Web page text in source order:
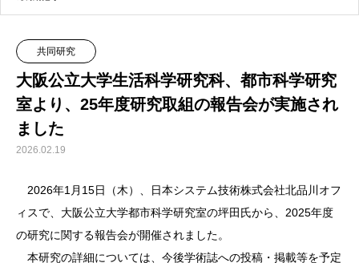
共同研究
大阪公立大学生活科学研究科、都市科学研究
室より、25年度研究取組の報告会が実施され
ました
2026.02.19
2026年1月15日（木）、日本システム技術株式会社北品川オフ
ィスで、大阪公立大学都市科学研究室の坪田氏から、2025年度
の研究に関する報告会が開催されました。
本研究の詳細については、今後学術誌への投稿・掲載等を予定